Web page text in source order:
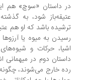
داستان «سوچ» هم این
شود، ‌به گذشته
باشد که او هم عتیقه
به میوه یا آرزوها
حرکات و شیوه‌های
دوم در میهمانی اشاره
خارج می‌شوند، چگونه و با